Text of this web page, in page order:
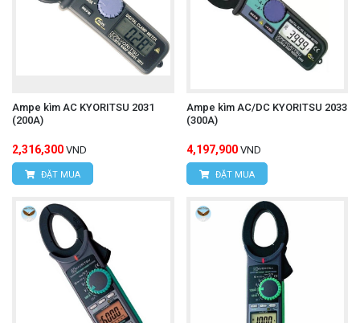
Ampe kìm AC KYORITSU 2031
(200A)
2,316,300 VND
ĐẶT MUA
Ampe kìm AC/DC KYORITSU 2033
(300A)
4,197,900 VND
ĐẶT MUA